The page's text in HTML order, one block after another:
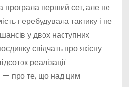
програла перший сет, але не
перебудувала тактику і не
у двох наступних
свідчать про якісну
реалізації
— про те, що над цим